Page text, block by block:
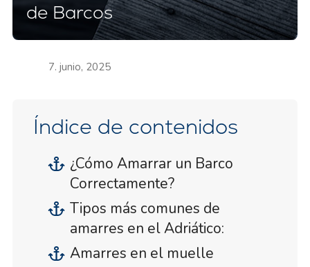
de Barcos
7. junio, 2025
Índice de contenidos
¿Cómo Amarrar un Barco
Correctamente?
Tipos más comunes de
amarres en el Adriático:
Amarres en el muelle